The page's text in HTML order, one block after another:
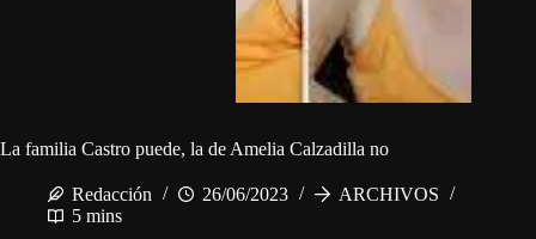
La familia Castro puede, la de Amelia Calzadilla no
Redacción 26/06/2023
ARCHIVOS
5 mins